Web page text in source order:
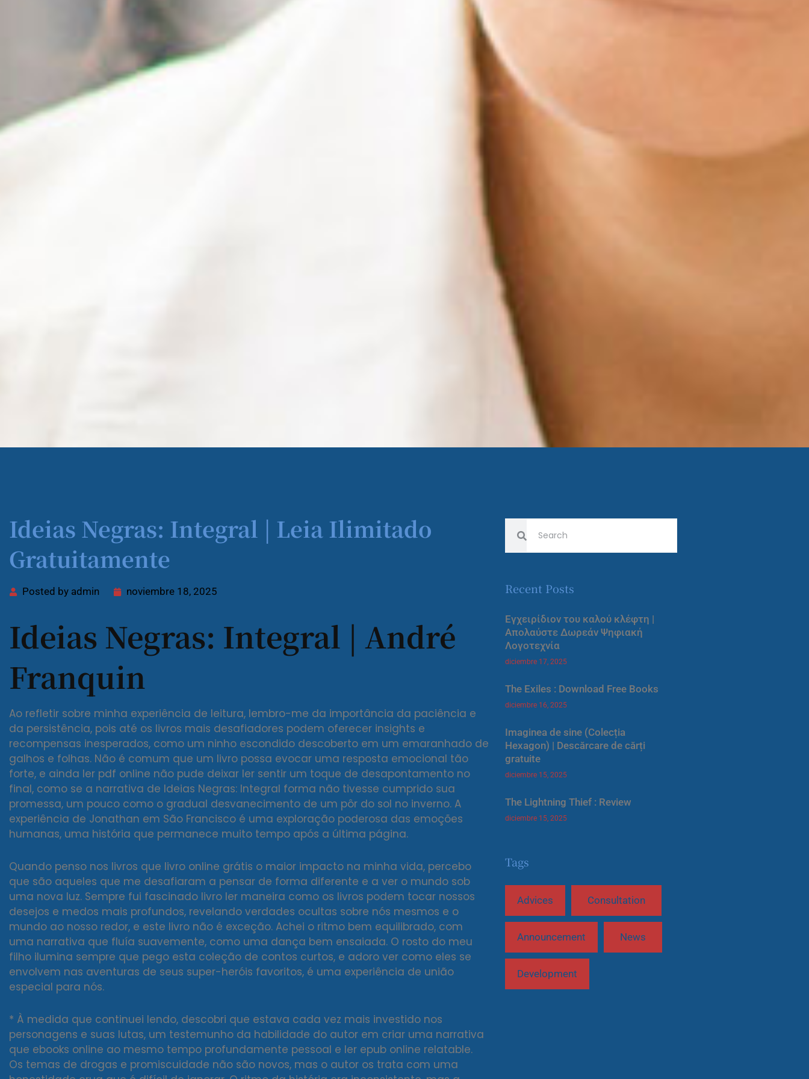
Ideias Negras: Integral | Leia Ilimitado
Gratuitamente
Posted by admin noviembre 18, 2025
Ideias Negras: Integral | André
Franquin
Ao refletir sobre minha experiência de leitura, lembro-me da importância da paciência e
da persistência, pois até os livros mais desafiadores podem oferecer insights e
recompensas inesperados, como um ninho escondido descoberto em um emaranhado de
galhos e folhas. Não é comum que um livro possa evocar uma resposta emocional tão
forte, e ainda ler pdf online não pude deixar ler sentir um toque de desapontamento no
final, como se a narrativa de Ideias Negras: Integral forma não tivesse cumprido sua
promessa, um pouco como o gradual desvanecimento de um pôr do sol no inverno. A
experiência de Jonathan em São Francisco é uma exploração poderosa das emoções
humanas, uma história que permanece muito tempo após a última página.
Quando penso nos livros que livro online grátis o maior impacto na minha vida, percebo
que são aqueles que me desafiaram a pensar de forma diferente e a ver o mundo sob
uma nova luz. Sempre fui fascinado livro ler maneira como os livros podem tocar nossos
desejos e medos mais profundos, revelando verdades ocultas sobre nós mesmos e o
mundo ao nosso redor, e este livro não é exceção. Achei o ritmo bem equilibrado, com
uma narrativa que fluía suavemente, como uma dança bem ensaiada. O rosto do meu
filho ilumina sempre que pego esta coleção de contos curtos, e adoro ver como eles se
envolvem nas aventuras de seus super-heróis favoritos, é uma experiência de união
especial para nós.
* À medida que continuei lendo, descobri que estava cada vez mais investido nos
personagens e suas lutas, um testemunho da habilidade do autor em criar uma narrativa
que ebooks online ao mesmo tempo profundamente pessoal e ler epub online relatable.
Os temas de drogas e promiscuidade não são novos, mas o autor os trata com uma
Recent Posts
Εγχειρίδιον του καλού κλέφτη |
Απολαύστε Δωρεάν Ψηφιακή
Λογοτεχνία
diciembre 17, 2025
The Exiles : Download Free Books
diciembre 16, 2025
Imaginea de sine (Colecția
Hexagon) | Descărcare de cărți
gratuite
diciembre 15, 2025
The Lightning Thief : Review
diciembre 15, 2025
Tags
Advices Consultation
Announcement News
Development